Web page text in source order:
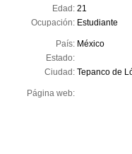
Edad: 21
Ocupación: Estudiante
País: México
Estado:
Ciudad: Tepanco de
Página web: